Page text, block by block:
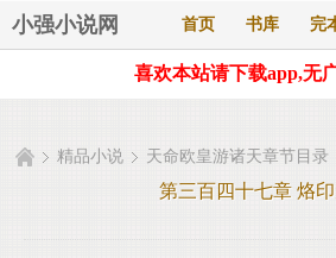
小强小说网 首页 书库 完
喜欢本站请下载app,无
精品小说 天命欧皇游诸天章节目录
第三百四十七章 烙